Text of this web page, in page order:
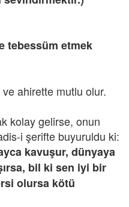
tebessüm etmek
ahirette mutlu olur.
kolay gelirse, onun
i şerifte buyuruldu ki:
kavuşur, dünyaya
bil ki sen iyi bir
olursa kötü